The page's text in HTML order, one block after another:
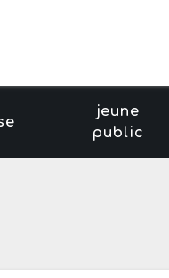
jeune
public